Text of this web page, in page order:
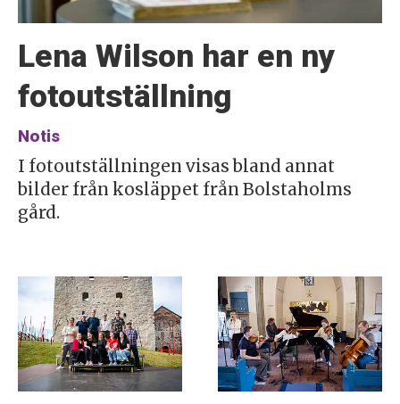
Lena Wilson har en ny
fotoutställning
Notis
I fotoutställningen visas bland annat
bilder från kosläppet från Bolstaholms
gård.